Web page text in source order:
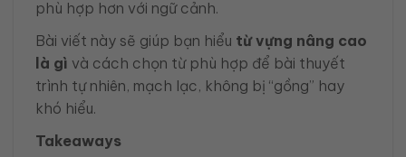
phù hợp hơn với ngữ cảnh.
Bài viết này sẽ giúp bạn hiểu từ vựng nâng cao
là gì và cách chọn từ phù hợp để bài thuyết
trình tự nhiên, mạch lạc, không bị “gồng” hay
khó hiểu.
Takeaways